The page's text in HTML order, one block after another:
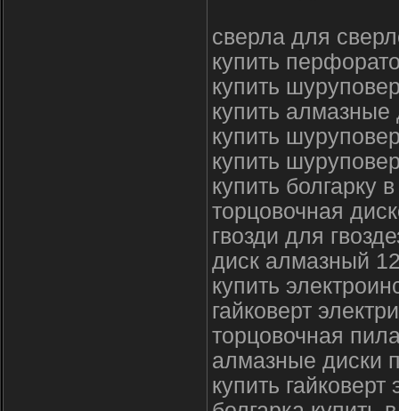
сверла для
купить
купить
купить алмазные
купить
купить
купить болгарку
торцовочная
гвозди для
диск алмазный
купить
гайковерт
торцовочная
алмазные диски
купить